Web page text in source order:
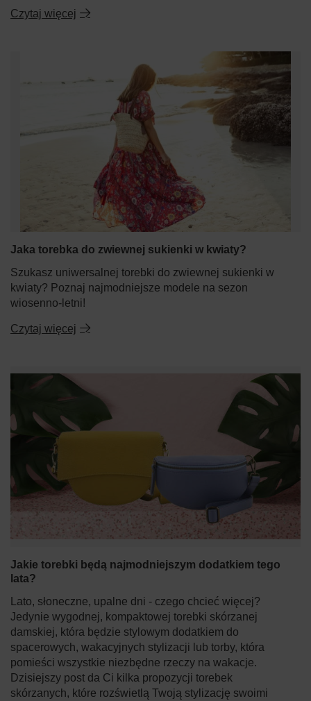
Czytaj więcej
Jaka torebka do zwiewnej sukienki w kwiaty?
Szukasz uniwersalnej torebki do zwiewnej sukienki w
kwiaty? Poznaj najmodniejsze modele na sezon
wiosenno-letni!
Czytaj więcej
Jakie torebki będą najmodniejszym dodatkiem tego
lata?
Lato, słoneczne, upalne dni - czego chcieć więcej?
Jedynie wygodnej, kompaktowej torebki skórzanej
damskiej, która będzie stylowym dodatkiem do
spacerowych, wakacyjnych stylizacji lub torby, która
pomieści wszystkie niezbędne rzeczy na wakacje.
Dzisiejszy post da Ci kilka propozycji torebek
skórzanych, które rozświetlą Twoją stylizację swoimi